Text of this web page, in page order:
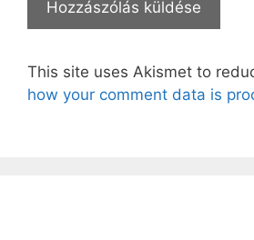
This site uses Akismet to
how your comment data is